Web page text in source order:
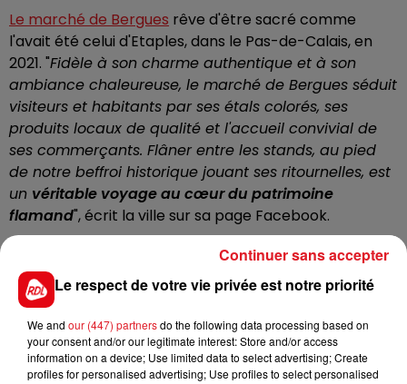
Le marché de Bergues rêve d'être sacré comme
l'avait été celui d'Etaples, dans le Pas-de-Calais, en
2021. "Fidèle à son charme authentique et à son
ambiance chaleureuse, le marché de Bergues séduit
visiteurs et habitants par ses étals colorés, ses
produits locaux de qualité et l'accueil convivial de
ses commerçants. Flâner entre les stands, au pied
de notre beffroi historique jouant ses ritournelles, est
un véritable voyage au cœur du patrimoine
flamand", écrit la ville sur sa page Facebook.
Le respect de votre vie privée est notre priorité
We and our (447) partnersdo the following data processing based on
your consent and/or our legitimate interest: Store and/or access
information on a device; Use limited data to select advertising; Create
profiles for personalised advertising; Use profiles to select personalised
Continuer sans accepter